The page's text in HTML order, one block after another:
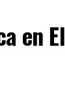
en El